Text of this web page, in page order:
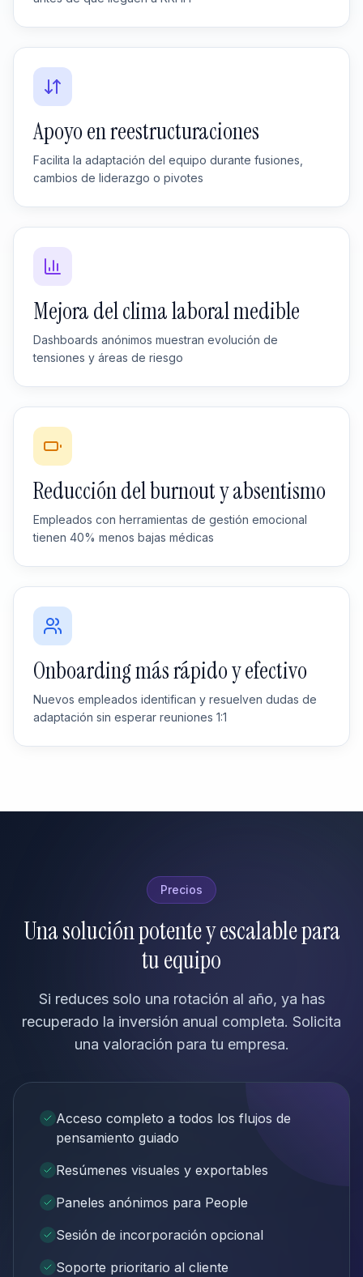
Apoyo en reestructuraciones
Facilita la adaptación del equipo durante fusiones,
cambios de liderazgo o pivotes
Mejora del clima laboral medible
Dashboards anónimos muestran evolución de
tensiones y áreas de riesgo
Reducción del burnout y absentismo
Empleados con herramientas de gestión emocional
tienen 40% menos bajas médicas
Onboarding más rápido y efectivo
Nuevos empleados identifican y resuelven dudas de
adaptación sin esperar reuniones 1:1
Precios
Una solución potente y escalable para
tu equipo
Si reduces solo una rotación al año, ya has
recuperado la inversión anual completa. Solicita
una valoración para tu empresa.
Acceso completo a todos los flujos de
pensamiento guiado
Resúmenes visuales y exportables
Paneles anónimos para People
Sesión de incorporación opcional
Soporte prioritario al cliente